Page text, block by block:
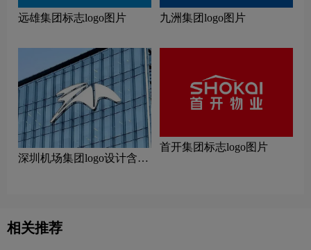
远雄集团标志logo图片 九洲集团logo图片
深圳机场集团logo设计含义
首开集团标志logo图片
相关推荐